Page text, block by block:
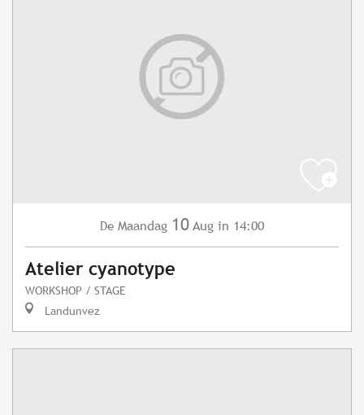
De Maandag 10 Aug in 14:00
Atelier cyanotype
WORKSHOP / STAGE
Landunvez